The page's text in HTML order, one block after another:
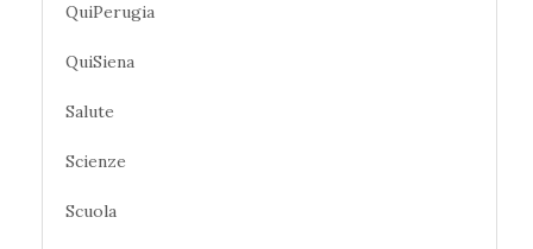
QuiPerugia
QuiSiena
Salute
Scienze
Scuola